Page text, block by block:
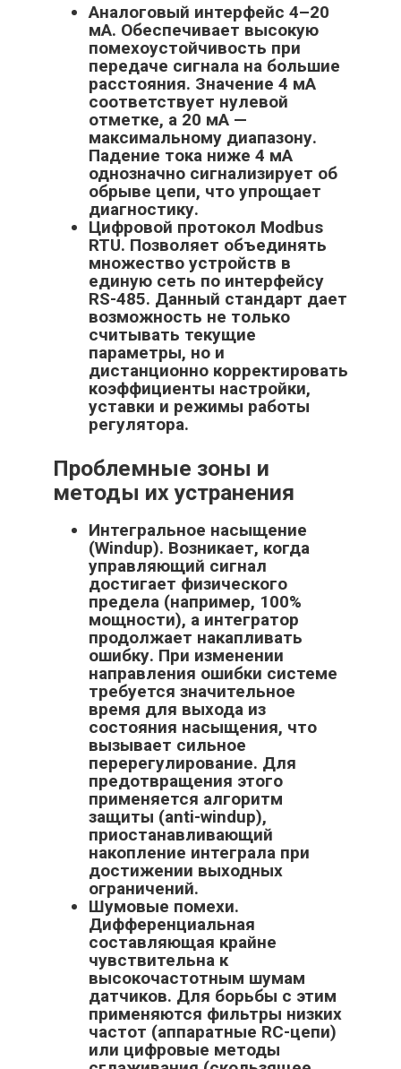
Аналоговый интерфейс 4–20
мА. Обеспечивает высокую
помехоустойчивость при
передаче сигнала на большие
расстояния. Значение 4 мА
соответствует нулевой
отметке, а 20 мА —
максимальному диапазону.
Падение тока ниже 4 мА
однозначно сигнализирует об
обрыве цепи, что упрощает
диагностику.
Цифровой протокол Modbus
RTU. Позволяет объединять
множество устройств в
единую сеть по интерфейсу
RS-485. Данный стандарт дает
возможность не только
считывать текущие
параметры, но и
дистанционно корректировать
коэффициенты настройки,
уставки и режимы работы
регулятора.
Проблемные зоны и
методы их устранения
Интегральное насыщение
(Windup). Возникает, когда
управляющий сигнал
достигает физического
предела (например, 100%
мощности), а интегратор
продолжает накапливать
ошибку. При изменении
направления ошибки системе
требуется значительное
время для выхода из
состояния насыщения, что
вызывает сильное
перерегулирование. Для
предотвращения этого
применяется алгоритм
защиты (anti-windup),
приостанавливающий
накопление интеграла при
достижении выходных
ограничений.
Шумовые помехи.
Дифференциальная
составляющая крайне
чувствительна к
высокочастотным шумам
датчиков. Для борьбы с этим
применяются фильтры низких
частот (аппаратные RC-цепи)
или цифровые методы